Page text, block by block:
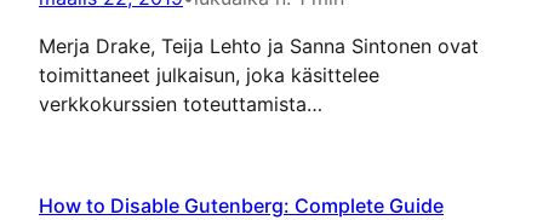
Merja Drake, Teija Lehto ja Sanna Sintonen ovat
toimittaneet julkaisun, joka käsittelee
verkkokurssien toteuttamista
How to Disable Gutenberg: Complete Guide